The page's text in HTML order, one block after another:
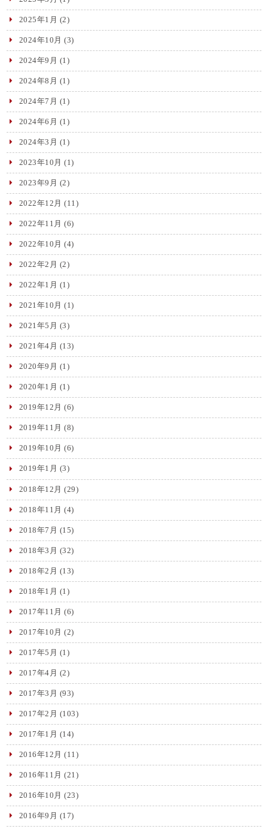
2025年1月 (2)
2024年10月 (3)
2024年9月 (1)
2024年8月 (1)
2024年7月 (1)
2024年6月 (1)
2024年3月 (1)
2023年10月 (1)
2023年9月 (2)
2022年12月 (11)
2022年11月 (6)
2022年10月 (4)
2022年2月 (2)
2022年1月 (1)
2021年10月 (1)
2021年5月 (3)
2021年4月 (13)
2020年9月 (1)
2020年1月 (1)
2019年12月 (6)
2019年11月 (8)
2019年10月 (6)
2019年1月 (3)
2018年12月 (29)
2018年11月 (4)
2018年7月 (15)
2018年3月 (32)
2018年2月 (13)
2018年1月 (1)
2017年11月 (6)
2017年10月 (2)
2017年5月 (1)
2017年4月 (2)
2017年3月 (93)
2017年2月 (103)
2017年1月 (14)
2016年12月 (11)
2016年11月 (21)
2016年10月 (23)
2016年9月 (17)